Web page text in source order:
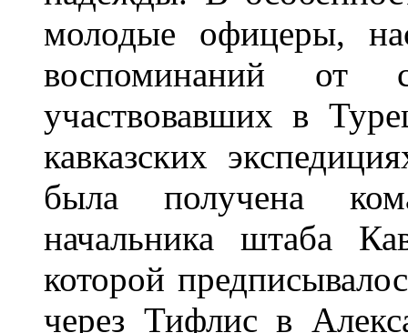
молодые офицеры,
воспоминаний от
участвовавших в
кавказских
была получена
начальника штаба
которой
через Тифлис в